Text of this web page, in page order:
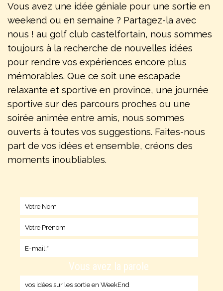
Vous avez une idée géniale pour une sortie en
weekend ou en semaine ? Partagez-la avec
nous ! au golf club castelfortain, nous sommes
toujours à la recherche de nouvelles idées
pour rendre vos expériences encore plus
mémorables. Que ce soit une escapade
relaxante et sportive en province, une journée
sportive sur des parcours proches ou une
soirée animée entre amis, nous sommes
ouverts à toutes vos suggestions. Faites-nous
part de vos idées et ensemble, créons des
moments inoubliables.
Vous avez la parole